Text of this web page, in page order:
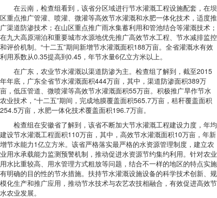
在云南，检查组看到，该省分区域进行节水灌溉工程设施配套，在坝
区重点推广管灌、喷灌、微灌等高效节水灌溉和水肥一体化技术，适度推
广渠道防渗技术；在山区重点推广雨水集蓄利用和管池结合等灌溉技术；
在九大高原湖泊和重要城市水源地优先推广高效节水工程、节水减排监控
和评价机制。“十二五”期间新增节水灌溉面积188万亩。全省灌溉水有效
利用系数从0.35提高到0.45，年节水量6亿立方米以上。
在广东，农业节水灌溉以渠道防渗为主。检查组了解到，截至2015
年年底，广东全省节水灌溉面积444万亩，其中，渠道防渗面积389万
亩，低压管道、微喷灌等高效节水灌溉面积55万亩。积极推广旱作节水
农业技术，“十二五”期间，完成地膜覆盖面积565.7万亩，秸秆覆盖面积
254.5万亩，水肥一体化技术覆盖面积196.7万亩。
检查组在安徽省了解到，该省不断加大节水灌溉工程建设力度，年均
建设节水灌溉工程面积110万亩，其中，高效节水灌溉面积10万亩，年新
增节水能力1亿立方米。该省严格落实最严格的水资源管理制度，建立农
业用水承载能力监测预警机制，推动促进水资源节约集约利用。针对农业
用水比重较高、用水管理方式粗放等问题，结合不一样的地区的特点实施
有明确的目的性的节水措施。扶持节水灌溉设施设备的科学技术创新、规
模化生产和推广应用，推动节水技术与农艺农技相融合，有效促进高效节
水农业发展。